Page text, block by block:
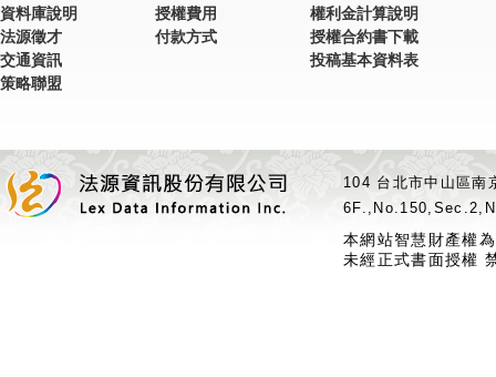
資料庫說明
法源徵才
交通資訊
策略聯盟
授權費用
付款方式
權利金計算說明
授權合約書下載
投稿基本資料表
104 台北市中山區
本網站智慧財產權
未經正式書面授權